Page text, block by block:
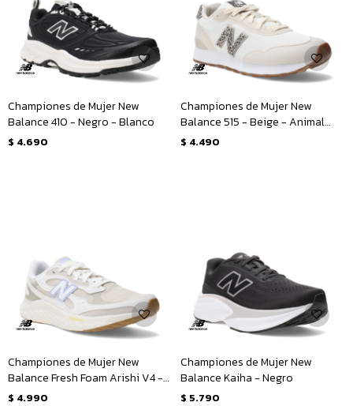
Championes de Mujer New
Balance 410 - Negro - Blanco
$ 4.690
Championes de Mujer New
Balance 515 - Beige - Animal
Print
$ 4.490
Championes de Mujer New
Balance Fresh Foam Arishi V4 -
Beige - Lila
$ 4.990
Championes de Mujer New
Balance Kaiha - Negro
$ 5.790